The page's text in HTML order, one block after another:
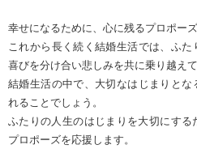
幸せになるために、心に残るプロポー
これから長く続く結婚生活では、ふた
喜びを分け合い悲しみを共に乗り越え
結婚生活の中で、大切なはじまりとな
れることでしょう。
ふたりの人生のはじまりを大切にす
プロポーズを応援します。